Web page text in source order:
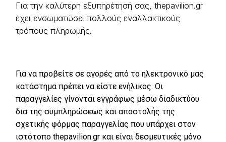
Για την καλύτερη εξυπηρέτησή σας, thepavilion.gr
έχει ενσωματώσει πολλούς εναλλακτικούς
τρόπους πληρωμής.
Για να προβείτε σε αγορές από το ηλεκτρονικό μας
κατάστημα πρέπει να είστε ενήλικος. Οι
παραγγελίες γίνονται εγγράφως μέσω διαδικτύου
δια της συμπληρώσεως και αποστολής της
σχετικής φόρμας παραγγελίας που υπάρχει στον
ιστότοπο thepavilion.gr και είναι δεσμευτικές μόνο